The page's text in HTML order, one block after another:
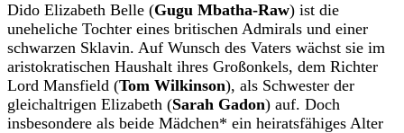
Dido Elizabeth Belle (Gugu Mbatha-Raw) ist die
uneheliche Tochter eines britischen Admirals und einer
schwarzen Sklavin. Auf Wunsch des Vaters wächst sie im
aristokratischen Haushalt ihres Großonkels, dem Richter
Lord Mansfield (Tom Wilkinson), als Schwester der
gleichaltrigen Elizabeth (Sarah Gadon) auf. Doch
insbesondere als beide Mädchen* ein heiratsfähiges Alter